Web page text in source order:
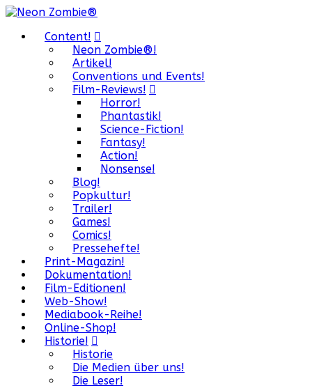
Content!
Neon Zombie®!
Artikel!
Conventions und Events!
Film-Reviews!
Horror!
Phantastik!
Science-Fiction!
Fantasy!
Action!
Nonsense!
Blog!
Popkultur!
Trailer!
Games!
Comics!
Pressehefte!
Print-Magazin!
Dokumentation!
Film-Editionen!
Web-Show!
Mediabook-Reihe!
Online-Shop!
Historie!
Historie
Die Medien über uns!
Die Leser!